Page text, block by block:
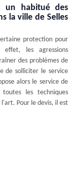
un habitué des
la ville de Selles
protection pour
effet, les agressions
des problèmes de
de solliciter le service
alors le service de
les techniques
Pour le devis, il est